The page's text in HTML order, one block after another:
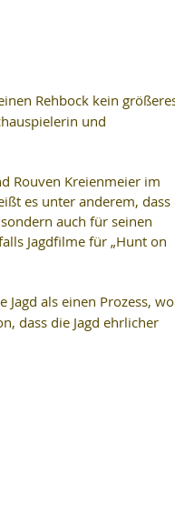
Rehbock kein
und
Rouven Kreienmeier im
es unter anderem, dass
auch für seinen
Jagdfilme für „Hunt on
Jagd als einen Prozess, wo
dass die Jagd ehrlicher